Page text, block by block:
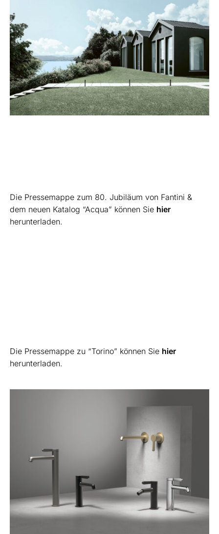
Die Pressemappe zum 80. Jubiläum von Fantini &
dem neuen Katalog “Acqua” können Sie hier
herunterladen.
Die Pressemappe zu “Torino” können Sie hier
herunterladen.